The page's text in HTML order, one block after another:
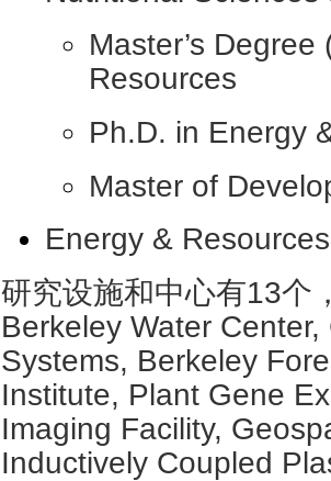
Master’s
Resources
Ph.D. in Energy
Master of
Energy &
研究设施和中心有13个
Berkeley Water
Systems, Berkeley
Institute, Plant Gene
Imaging Facility,
Inductively Coupled